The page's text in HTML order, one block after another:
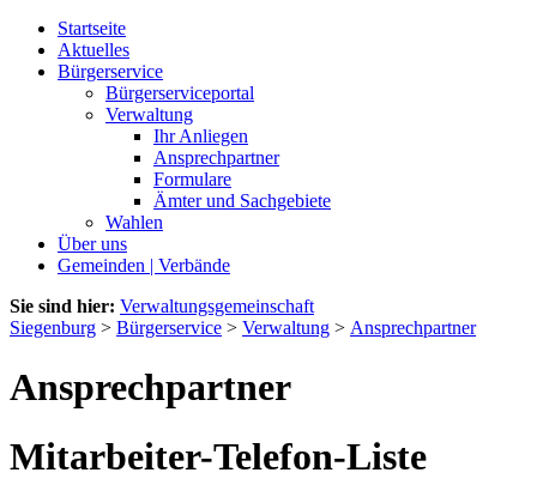
Startseite
Aktuelles
Bürgerservice
Bürgerserviceportal
Verwaltung
Ihr Anliegen
Ansprechpartner
Formulare
Ämter und Sachgebiete
Wahlen
Über uns
Gemeinden | Verbände
Sie sind hier: Verwaltungsgemeinschaft
Siegenburg > Bürgerservice > Verwaltung > Ansprechpartner
Ansprechpartner
Mitarbeiter-Telefon-Liste